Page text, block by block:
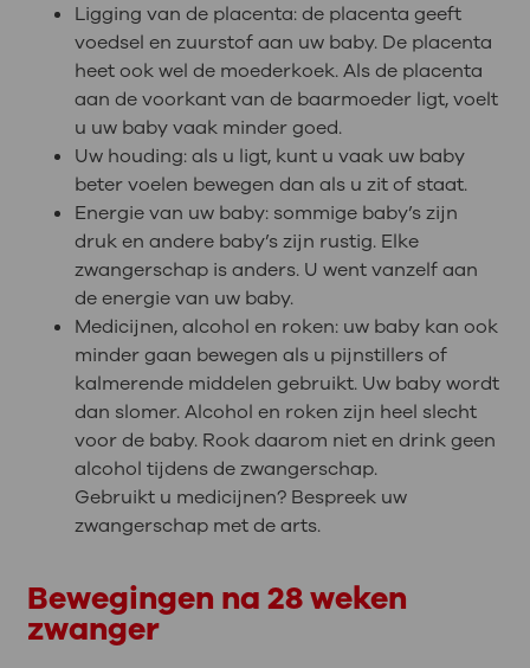
Ligging van de placenta: de placenta geeft
voedsel en zuurstof aan uw baby. De placenta
heet ook wel de moederkoek. Als de placenta
aan de voorkant van de baarmoeder ligt, voelt
u uw baby vaak minder goed.
Uw houding: als u ligt, kunt u vaak uw baby
beter voelen bewegen dan als u zit of staat.
Energie van uw baby: sommige baby’s zijn
druk en andere baby’s zijn rustig. Elke
zwangerschap is anders. U went vanzelf aan
de energie van uw baby.
Medicijnen, alcohol en roken: uw baby kan ook
minder gaan bewegen als u pijnstillers of
kalmerende middelen gebruikt. Uw baby wordt
dan slomer. Alcohol en roken zijn heel slecht
voor de baby. Rook daarom niet en drink geen
alcohol tijdens de zwangerschap.
Gebruikt u medicijnen? Bespreek uw
zwangerschap met de arts.
Bewegingen na 28 weken
zwanger